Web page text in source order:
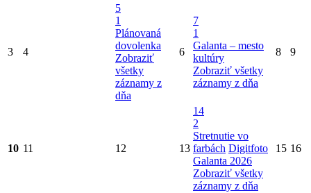
3 4
5
1
Plánovaná
dovolenka
Zobraziť
všetky
záznamy z
dňa
6
7
1
Galanta – mesto
kultúry
Zobraziť všetky
záznamy z dňa
8 9
10 11 12 13
14
2
Stretnutie vo
farbách Digitfoto
Galanta 2026
Zobraziť všetky
záznamy z dňa
15 16